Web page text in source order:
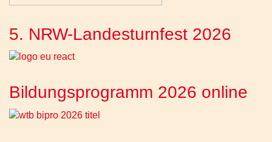
5. NRW-Landesturnfest 2026
Bildungsprogramm 2026 online